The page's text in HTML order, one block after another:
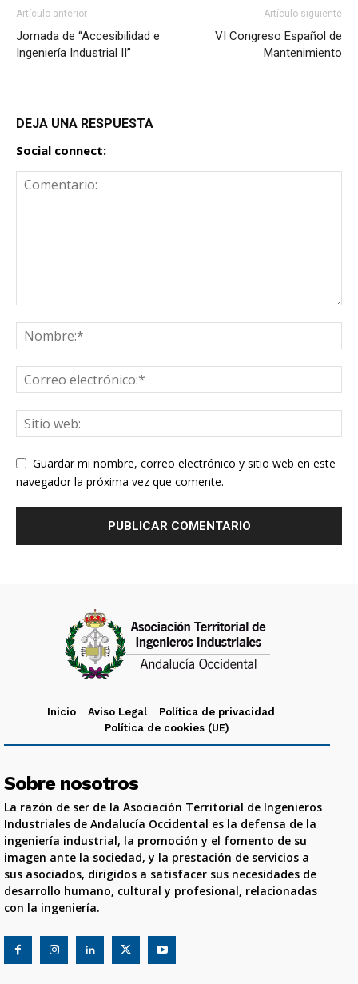
Artículo anterior
Jornada de “Accesibilidad e
Ingeniería Industrial II”
Artículo siguiente
VI Congreso Español de
Mantenimiento
DEJA UNA RESPUESTA
Social connect:
Guardar mi nombre, correo electrónico y sitio web en este
navegador la próxima vez que comente.
Inicio Aviso Legal
Política de privacidad
Política de cookies (UE)
Sobre nosotros
La razón de ser de la Asociación Territorial de Ingenieros
Industriales de Andalucía Occidental es la defensa de la
ingeniería industrial, la promoción y el fomento de su
imagen ante la sociedad, y la prestación de servicios a
sus asociados, dirigidos a satisfacer sus necesidades de
desarrollo humano, cultural y profesional, relacionadas
con la ingeniería.